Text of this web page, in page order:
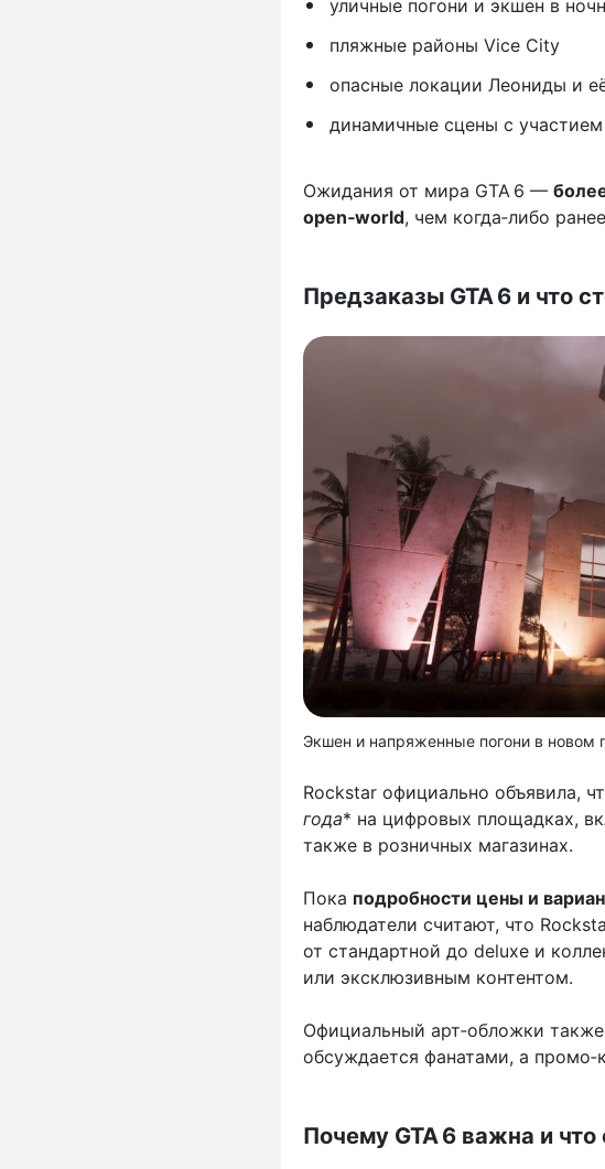
уличные погони и экшен в
пляжные районы Vice City
опасные локации Леониды и
динамичные сцены с участием
Ожидания от мира GTA 6 —
open‑world, чем когда‑либо
Предзаказы GTA 6 и что
Экшен и напряженные погони в новом
Rockstar официально объявила,
года* на цифровых площадках,
также в розничных магазинах.
Пока подробности цены и
наблюдатели считают, что
от стандартной до deluxe и
или эксклюзивным контентом.
Официальный арт‑обложки
обсуждается фанатами, а
Почему GTA 6 важна и